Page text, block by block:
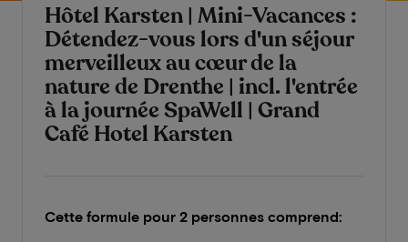
Hôtel Karsten | Mini-Vacances :
Détendez-vous lors d'un séjour
merveilleux au cœur de la
nature de Drenthe | incl. l'entrée
à la journée SpaWell | Grand
Café Hotel Karsten
Cette formule pour 2 personnes comprend: